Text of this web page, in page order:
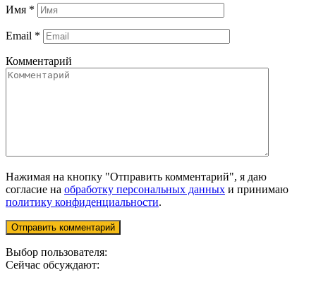
Имя *
Email *
Комментарий
Нажимая на кнопку "Отправить комментарий", я даю
согласие на обработку персональных данных и принимаю
политику конфиденциальности.
Выбор пользователя:
Сейчас обсуждают: